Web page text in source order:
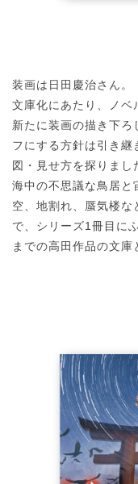
装画は日田慶治さん。
文庫化にあたり、ノベ
新たに装画の描き下ろ
フにする方針は引き
図・見せ方を探りまし
海中の不思議な鳥居と
空、地割れ、蜃気楼な
で、シリーズ1冊目に
までの高田作品の文庫